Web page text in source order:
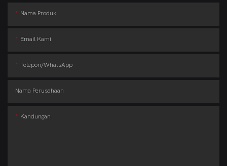
Nama Produk
Email Kami
Telepon/WhatsApp
Nama Perusahaan
Kandungan